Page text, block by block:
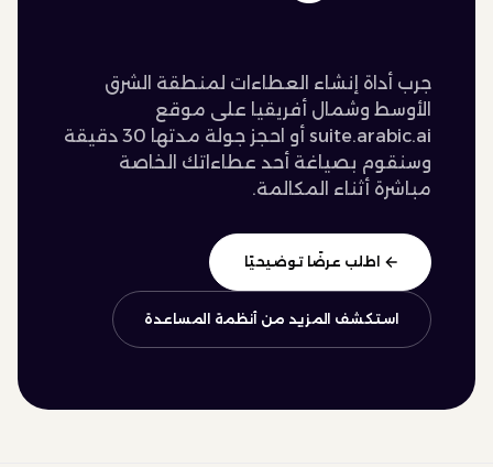
جرب أداة إنشاء العطاءات لمنطقة الشرق
الأوسط وشمال أفريقيا على موقع
suite.arabic.ai أو احجز جولة مدتها 30 دقيقة
وسنقوم بصياغة أحد عطاءاتك الخاصة
مباشرة أثناء المكالمة.
‏ اطلب عرضًا توضيحيًا ‏‏‏
استكشف المزيد من أنظمة المساعدة